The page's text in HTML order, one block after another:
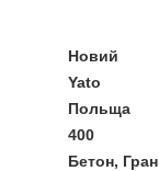
Новий
Yato
Польща
400
Бетон,